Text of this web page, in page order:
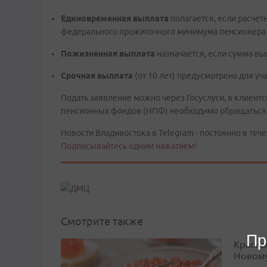
Единовременная выплата полагается, если
федерального прожиточного минимума
Пожизненная выплата назначается, если сумма
Срочная выплата (от 10 лет) предусмотрена для
Подать заявление можно через Госуслуги, в
пенсионных фондов (НПФ) необходимо
Новости Владивостока в Telegram - постоянно в
Подписывайтесь одним нажатием!
Смотрите также